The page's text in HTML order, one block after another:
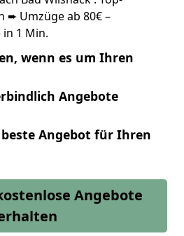
➨ Umzüge ab 80€ –
1 Min.
wenn es um Ihren
Angebote
beste Angebot für Ihren
Angebote